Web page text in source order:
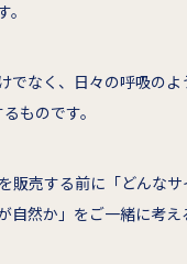
でなく、日々の呼吸の
ものです。
販売する前に「どんな
自然か」をご一緒に考え